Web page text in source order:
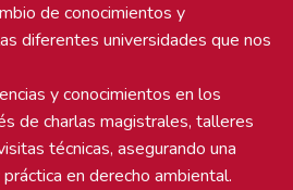
de conocimientos y
diferentes universidades que nos
y conocimientos en los
de charlas magistrales, talleres
técnicas, asegurando una
en derecho ambiental.